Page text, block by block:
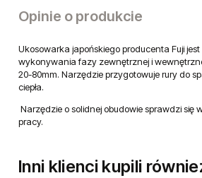
Opinie o produkcie
Ukosowarka japońskiego producenta Fuji
wykonywania fazy zewnętrznej i
20-80mm. Narzędzie przygotowuje rury do
ciepła.
Narzędzie o solidnej obudowie sprawdzi się
pracy.
Inni klienci kupili